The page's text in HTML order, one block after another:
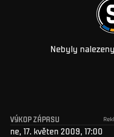
Nebyly
VÝKOP ZÁPASU
ne, 17. květen 2009, 17:00